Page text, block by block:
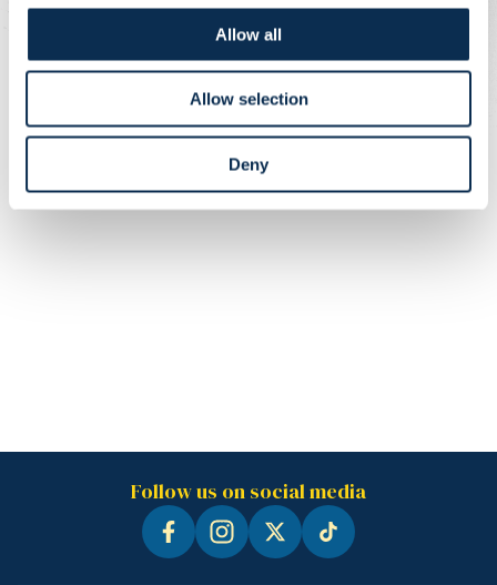
Allow all
Allow selection
Deny
Follow us on social media